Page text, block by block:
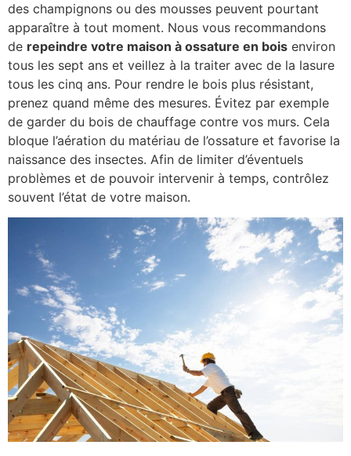
des champignons ou des mousses peuvent pourtant
apparaître à tout moment. Nous vous recommandons
de repeindre votre maison à ossature en bois environ
tous les sept ans et veillez à la traiter avec de la lasure
tous les cinq ans. Pour rendre le bois plus résistant,
prenez quand même des mesures. Évitez par exemple
de garder du bois de chauffage contre vos murs. Cela
bloque l’aération du matériau de l’ossature et favorise la
naissance des insectes. Afin de limiter d’éventuels
problèmes et de pouvoir intervenir à temps, contrôlez
souvent l’état de votre maison.